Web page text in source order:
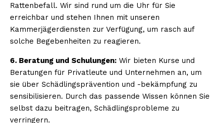
Rattenbefall. Wir sind rund um die Uhr für Sie
erreichbar und stehen Ihnen mit unseren
Kammerjägerdiensten zur Verfügung, um rasch auf
solche Begebenheiten zu reagieren.
6. Beratung und Schulungen: Wir bieten Kurse und
Beratungen für Privatleute und Unternehmen an, um
sie über Schädlingsprävention und -bekämpfung zu
sensibilisieren. Durch das passende Wissen können Sie
selbst dazu beitragen, Schädlingsprobleme zu
verringern.